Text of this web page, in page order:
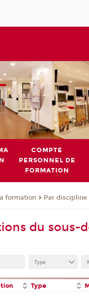
COMPTE
PERSONNEL DE
FORMATION
formation Par discipline
du sous-
Type